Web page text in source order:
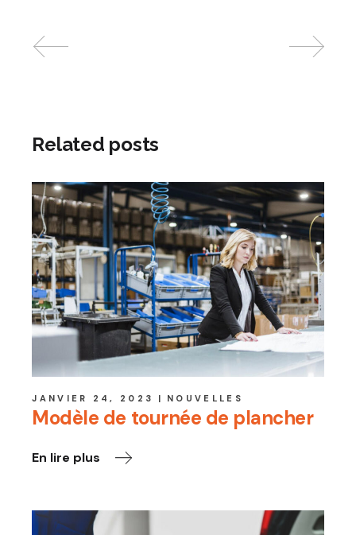
Related posts
JANVIER 24, 2023 NOUVELLES
Modèle de tournée de plancher
En lire plus